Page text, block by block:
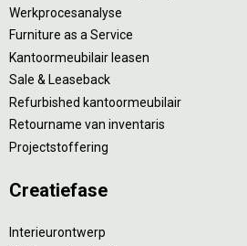
Werkprocesanalyse
Furniture as a Service
Kantoormeubilair leasen
Sale & Leaseback
Refurbished kantoormeubilair
Retourname van inventaris
Projectstoffering
Creatiefase
Interieurontwerp